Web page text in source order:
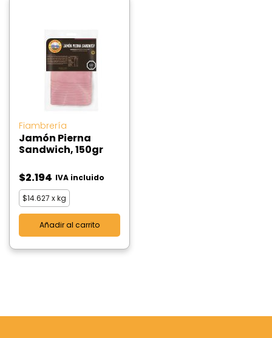
Fiambrería
Jamón Pierna
Sandwich, 150gr
$2.194 IVA incluido
$14.627 x kg
Añadir al carrito